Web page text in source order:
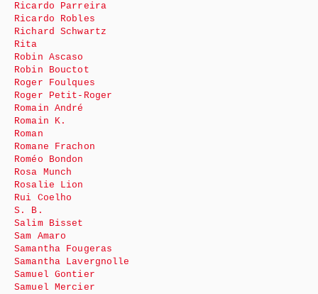
Ricardo Parreira
Ricardo Robles
Richard Schwartz
Rita
Robin Ascaso
Robin Bouctot
Roger Foulques
Roger Petit-Roger
Romain André
Romain K.
Roman
Romane Frachon
Roméo Bondon
Rosa Munch
Rosalie Lion
Rui Coelho
S. B.
Salim Bisset
Sam Amaro
Samantha Fougeras
Samantha Lavergnolle
Samuel Gontier
Samuel Mercier